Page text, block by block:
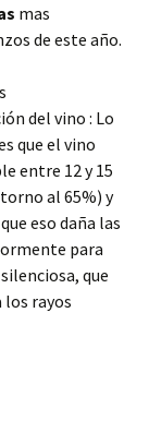
mas
de este año.
del vino : Lo
que el vino
entre 12 y 15
al 65%) y
eso daña las
para
que
rayos
vinotecas más